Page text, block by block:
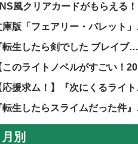
クリアカードがもらえる！『転生したらスライムだった件』劇場版第二弾公開記念フェア！
版「フェアリー・バレット」第２巻発売中止のお知らせ
転生したら剣でした ブレイブラッシュ』正式サービス開始！
のライトノベルがすごい！2026】GCノベルズ、GCN文庫作品が掲載されました！
応援求ム！】『次にくるライトノベル大賞2025』ノミネート作品発表！！
転生したらスライムだった件』完結記念フェア！
月別